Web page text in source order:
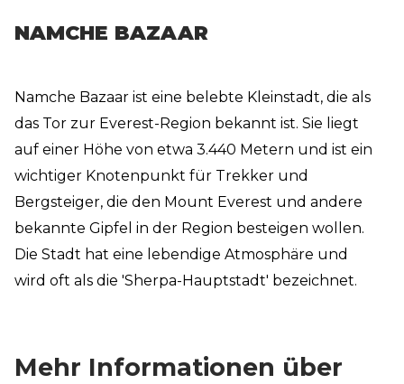
NAMCHE BAZAAR
Namche Bazaar ist eine belebte Kleinstadt, die als
das Tor zur Everest-Region bekannt ist. Sie liegt
auf einer Höhe von etwa 3.440 Metern und ist ein
wichtiger Knotenpunkt für Trekker und
Bergsteiger, die den Mount Everest und andere
bekannte Gipfel in der Region besteigen wollen.
Die Stadt hat eine lebendige Atmosphäre und
wird oft als die 'Sherpa-Hauptstadt' bezeichnet.
Mehr Informationen über